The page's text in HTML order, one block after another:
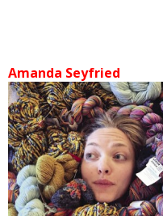
Amanda Seyfried